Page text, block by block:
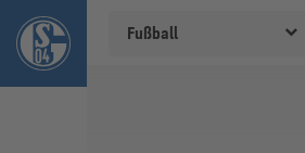
Fußball